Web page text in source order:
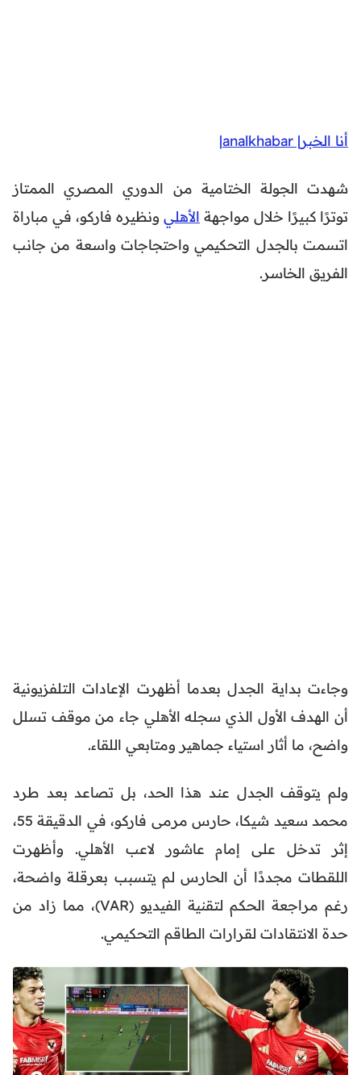
أنا الخبر| analkhabar|
شهدت الجولة الختامية من الدوري المصري الممتاز
توترًا كبيرًا خلال مواجهة الأهلي ونظيره فاركو، في مباراة
اتسمت بالجدل التحكيمي واحتجاجات واسعة من جانب
الفريق الخاسر.
وجاءت بداية الجدل بعدما أظهرت الإعادات التلفزيونية
أن الهدف الأول الذي سجله الأهلي جاء من موقف تسلل
واضح، ما أثار استياء جماهير ومتابعي اللقاء.
ولم يتوقف الجدل عند هذا الحد، بل تصاعد بعد طرد
محمد سعيد شيكا، حارس مرمى فاركو، في الدقيقة 55،
إثر تدخل على إمام عاشور لاعب الأهلي. وأظهرت
اللقطات مجددًا أن الحارس لم يتسبب بعرقلة واضحة،
رغم مراجعة الحكم لتقنية الفيديو (VAR)، مما زاد من
حدة الانتقادات لقرارات الطاقم التحكيمي.